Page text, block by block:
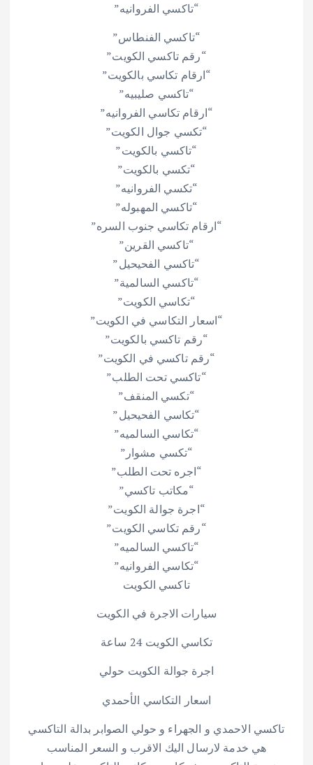
“تاكسي الفروانيه”
“تاكسي الفنطاس”
“رقم تاكسي الكويت”
“ارقام تكاسي بالكويت”
“تاكسي صليبيه”
“ارقام تكاسي الفروانيه”
“تكسي جوال الكويت”
“تاكسي بالكويت”
“تكسي بالكويت”
“تكسي الفروانيه”
“تاكسي المهبوله”
“ارقام تكاسي جنوب السره”
“تاكسي القرين”
“تاكسي الفحيحيل”
“تاكسي السالمية”
“تكاسي الكويت”
“اسعار التكاسي في الكويت”
“رقم تاكسي بالكويت”
“رقم تاكسي في الكويت”
“تاكسي تحت الطلب”
“تكسي المنقف”
“تكاسي الفحيحيل”
“تكاسي السالميه”
“تكسي مشوار”
“اجره تحت الطلب”
“مكاتب تاكسي”
“اجرة جوالة الكويت”
“رقم تكاسي الكويت”
“تاكسي السالميه”
“تكاسي الفروانيه”
تاكسي الكويت
سيارات الاجرة في الكويت
تكاسي الكويت 24 ساعة
اجرة جوالة الكويت حولي
اسعار التكاسي الأحمدي
تاكسي الاحمدي و الجهراء و حولي الصوابر بدالة التاكسي
هي خدمة لارسال اليك الاقرب و السعر المناسب